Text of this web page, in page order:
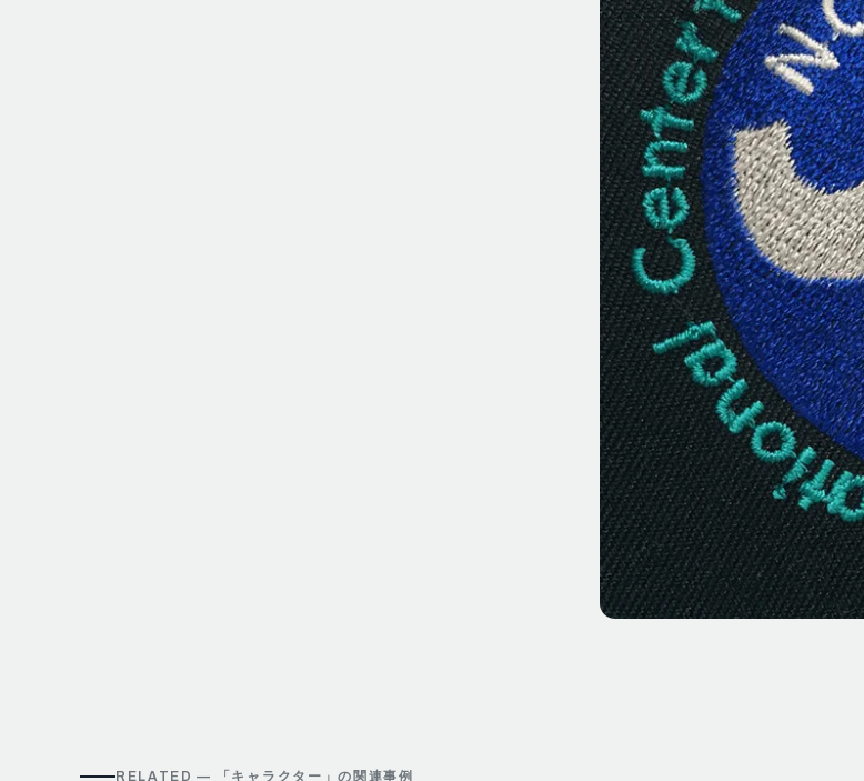
RELATED — 「キャラクター 」の関連事例